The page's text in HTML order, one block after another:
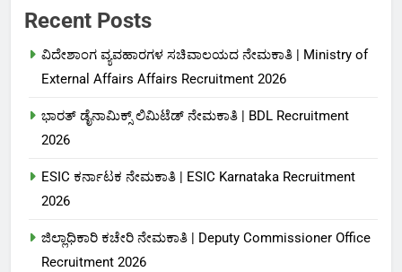
Recent Posts
ವಿದೇಶಾಂಗ ವ್ಯವಹಾರಗಳ ಸಚಿವಾಲಯದ ನೇಮಕಾತಿ | Ministry of
External Affairs Affairs Recruitment 2026
ಭಾರತ್ ಡೈನಾಮಿಕ್ಸ್ ಲಿಮಿಟೆಡ್ ನೇಮಕಾತಿ | BDL Recruitment
2026
ESIC ಕರ್ನಾಟಕ ನೇಮಕಾತಿ | ESIC Karnataka Recruitment
2026
ಜಿಲ್ಲಾಧಿಕಾರಿ ಕಚೇರಿ ನೇಮಕಾತಿ | Deputy Commissioner Office
Recruitment 2026